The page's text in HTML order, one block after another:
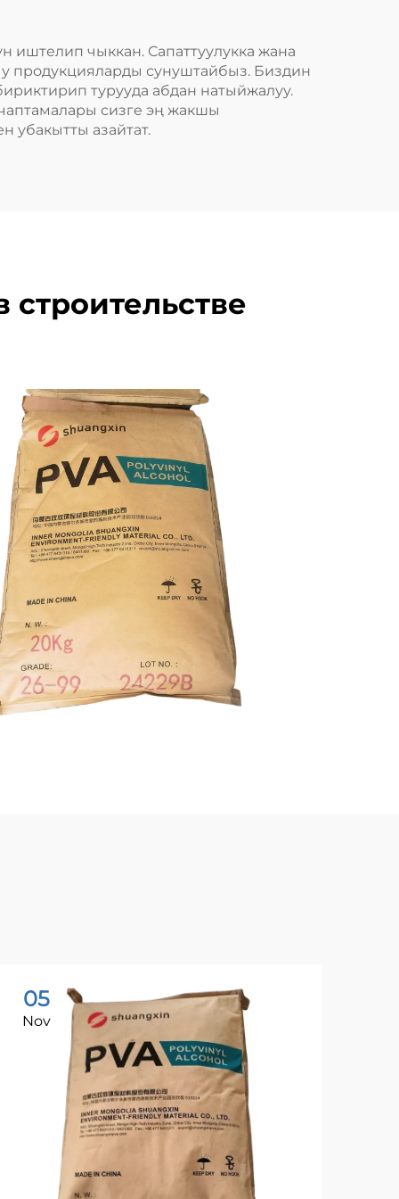
иштелип чыккан. Сапаттуулукка жана
продукцияларды сунуштайбыз. Биздин
турууда абдан натыйжалуу.
сизге эң жакшы
убакытты азайтат.
05
Nov